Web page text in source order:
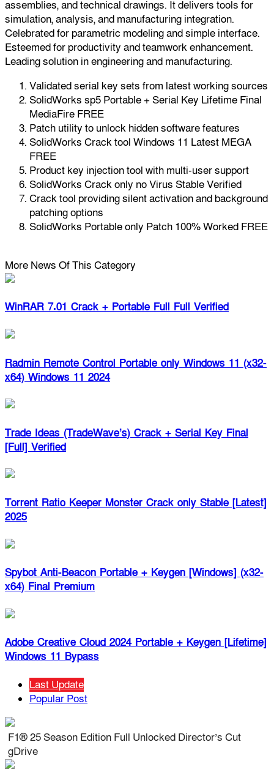
assemblies, and technical drawings. It delivers tools for
simulation, analysis, and manufacturing integration.
Celebrated for parametric modeling and simple interface.
Esteemed for productivity and teamwork enhancement.
Leading solution in engineering and manufacturing.
Validated serial key sets from latest working sources
SolidWorks sp5 Portable + Serial Key Lifetime Final
MediaFire FREE
Patch utility to unlock hidden software features
SolidWorks Crack tool Windows 11 Latest MEGA
FREE
Product key injection tool with multi-user support
SolidWorks Crack only no Virus Stable Verified
Crack tool providing silent activation and background
patching options
SolidWorks Portable only Patch 100% Worked FREE
More News Of This Category
WinRAR 7.01 Crack + Portable Full Full Verified
Radmin Remote Control Portable only Windows 11 (x32-
x64) Windows 11 2024
Trade Ideas (TradeWave’s) Crack + Serial Key Final
[Full] Verified
Torrent Ratio Keeper Monster Crack only Stable [Latest]
2025
Spybot Anti-Beacon Portable + Keygen [Windows] (x32-
x64) Final Premium
Adobe Creative Cloud 2024 Portable + Keygen [Lifetime]
Windows 11 Bypass
Last Update
Popular Post
F1® 25 Season Edition Full Unlocked Director’s Cut
gDrive